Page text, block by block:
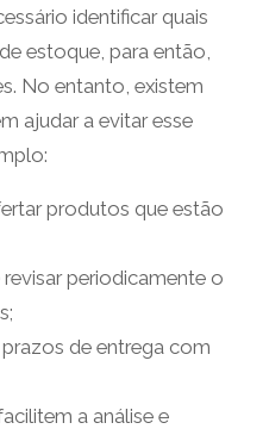
identificar quais
estoque, para então,
No entanto, existem
ajudar a evitar esse
produtos que estão
periodicamente o
de entrega com
a análise e